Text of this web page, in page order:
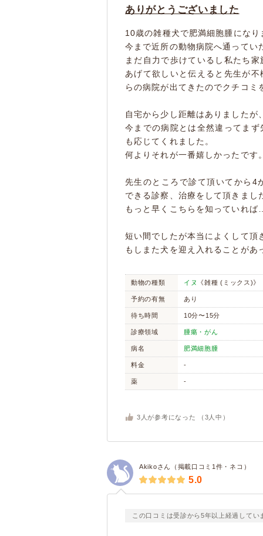
ありがとうございました
10歳の雑種犬で肥満細胞腫になり
今まで近所の動物病院へ通ってい
まだ自力で歩けているし私たち
あげて欲しいと伝えると先生が
らの病院が出てきたのでクチコミ
自宅から少し距離はありました
今までの病院とは全然違ってま
も応じてくれました。
何よりそれが一番嬉しかったです
先生のところで診て頂いてから4
できる診察、治療をして頂きまし
もっと早くこちらを知っていれ
短い間でしたが本当によくして頂
もしまた犬を迎え入れることが
動物の種類 イヌ 《雑種 (ミックス)》
予約の有無 あり
待ち時間 10分〜15分
診療領域 腫瘍・がん
病名 肥満細胞腫
料金 -
薬 -
3 人が参考になった （ 3 人中）
Akikoさん（掲載口コミ1件・ネコ）
5.0
この口コミは受診から5年以上経過してい